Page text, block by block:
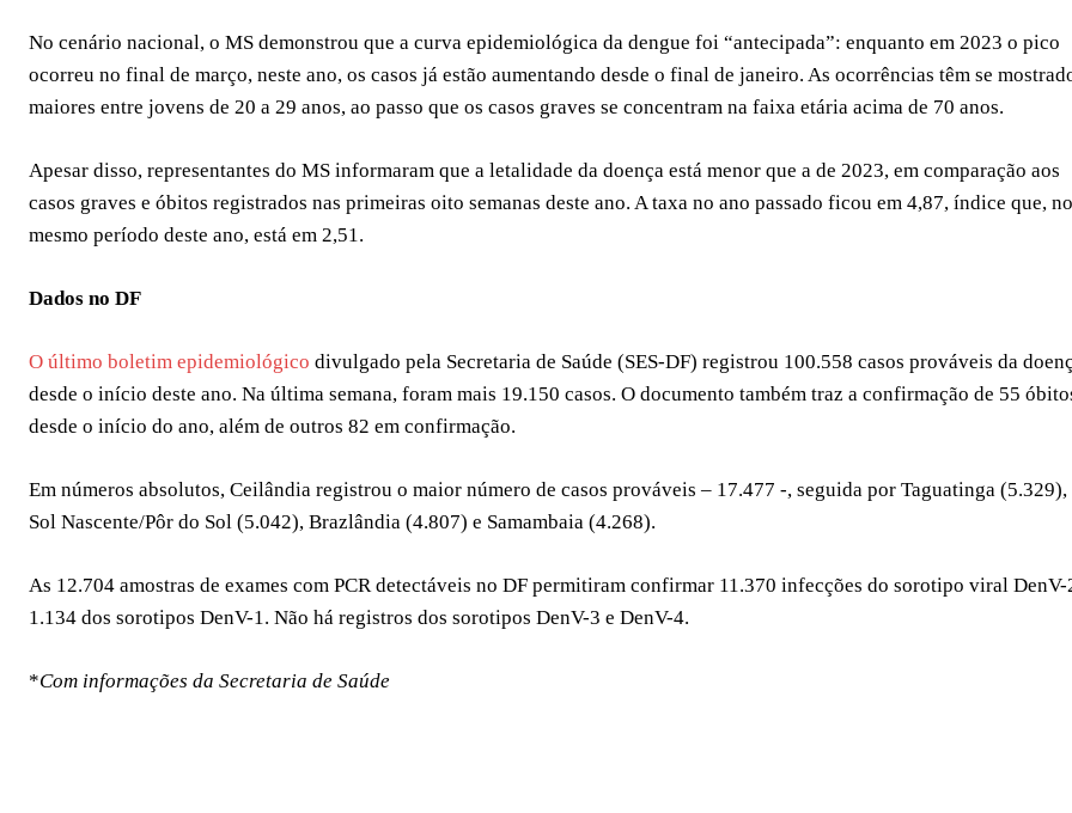
No cenário nacional, o MS demonstrou que a curva epidemiológica da dengue foi “antecipada”: enquanto em 2023 o pico
ocorreu no final de março, neste ano, os casos já estão aumentando desde o final de janeiro. As ocorrências têm se
maiores entre jovens de 20 a 29 anos, ao passo que os casos graves se concentram na faixa etária acima de 70 anos.
Apesar disso, representantes do MS informaram que a letalidade da doença está menor que a de 2023, em comparação aos
casos graves e óbitos registrados nas primeiras oito semanas deste ano. A taxa no ano passado ficou em 4,87, índice que, no
mesmo período deste ano, está em 2,51.
Dados no DF
O último boletim epidemiológico divulgado pela Secretaria de Saúde (SES-DF) registrou 100.558 casos prováveis da
desde o início deste ano. Na última semana, foram mais 19.150 casos. O documento também traz a confirmação de 55
desde o início do ano, além de outros 82 em confirmação.
Em números absolutos, Ceilândia registrou o maior número de casos prováveis – 17.477 -, seguida por Taguatinga (5.329),
Sol Nascente/Pôr do Sol (5.042), Brazlândia (4.807) e Samambaia (4.268).
As 12.704 amostras de exames com PCR detectáveis no DF permitiram confirmar 11.370 infecções do sorotipo viral DenV-
1.134 dos sorotipos DenV-1. Não há registros dos sorotipos DenV-3 e DenV-4.
*Com informações da Secretaria de Saúde